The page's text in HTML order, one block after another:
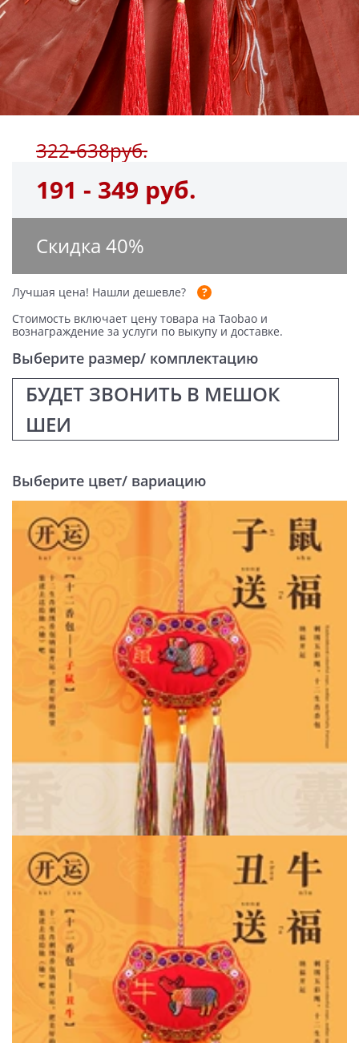
322-638руб.
191 - 349 руб.
Скидка 40%
Лучшая цена! Нашли дешевле?
Стоимость включает цену товара на Taobao и
вознаграждение за услуги по выкупу и доставке.
Выберите размер/ комплектацию
БУДЕТ ЗВОНИТЬ В МЕШОК
ШЕИ
Выберите цвет/ вариацию